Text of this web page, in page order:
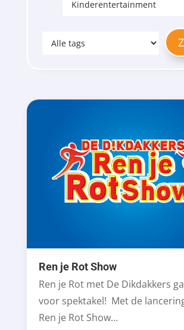
Ren je Rot Show
Ren je Rot met De Dikdakkers
voor spektakel! Met de
Ren je Rot Show...